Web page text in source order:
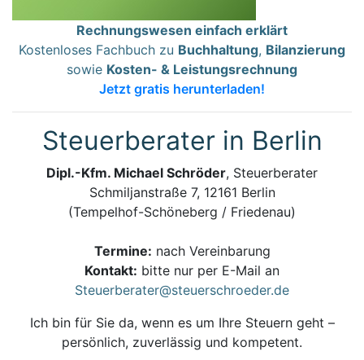
Rechnungswesen einfach erklärt
Kostenloses Fachbuch zu Buchhaltung, Bilanzierung
sowie Kosten- & Leistungsrechnung
Jetzt gratis herunterladen!
Steuerberater in Berlin
Dipl.-Kfm. Michael Schröder, Steuerberater
Schmiljanstraße 7, 12161 Berlin
(Tempelhof-Schöneberg / Friedenau)
Termine: nach Vereinbarung
Kontakt: bitte nur per E-Mail an
Steuerberater@steuerschroeder.de
Ich bin für Sie da, wenn es um Ihre Steuern geht –
persönlich, zuverlässig und kompetent.